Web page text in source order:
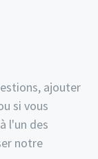
ajouter
si vous
l'un des
notre